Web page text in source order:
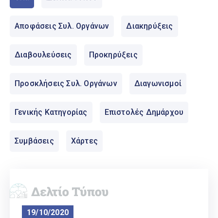
Εθελοντών
Αποφάσεις Συλ. Οργάνων Διακηρύξεις
Διαβουλεύσεις Προκηρύξεις
Προσκλήσεις Συλ. Οργάνων Διαγωνισμοί
Γενικής Κατηγορίας Επιστολές Δημάρχου
Συμβάσεις Χάρτες
19/10/2020